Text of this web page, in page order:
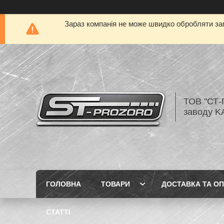
Зараз компанія не може швидко обробляти
ТОВ "СТ-
заводу
ГОЛОВНА ТОВАРИ ДОСТАВКА ТА
СТАТТІ